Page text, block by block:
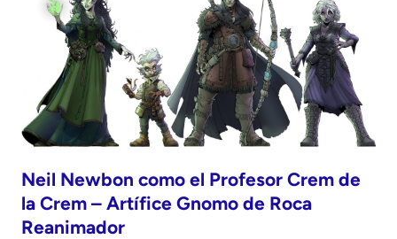
Neil Newbon como el Profesor Crem de
la Crem – Artífice Gnomo de Roca
Reanimador